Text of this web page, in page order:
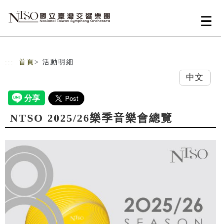
::: 首頁 > 活動明細
中文
NTSO 2025/26樂季音樂會總覽